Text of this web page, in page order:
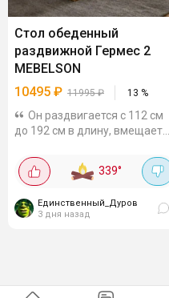
Стол обеденный
раздвижной Гермес 2
MEBELSON
10495 ₽ 11995₽ 13 %
Он раздвигается с 112 см
до 192 см в длину, вмещает
ножки из ЛДСП толщиной 16
мм , выдерживает до 80 кг
сложенном виде...
339°
Единственный_Дуров
3 дня назад